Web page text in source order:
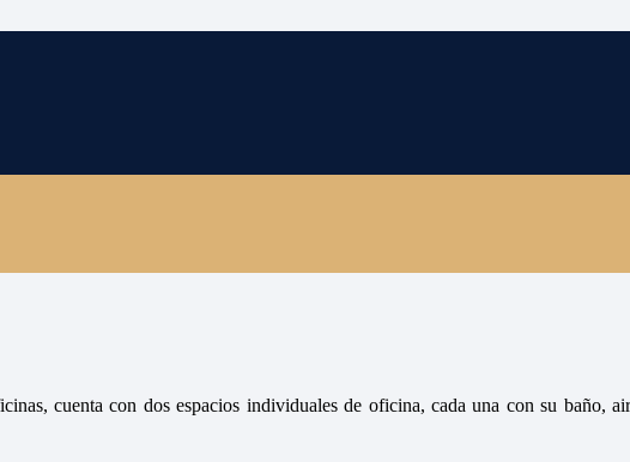
cuenta con dos espacios individuales de oficina, cada una con su baño,